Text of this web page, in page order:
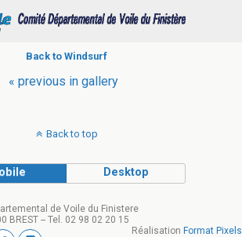
Back to Windsurf
« previous in gallery
Back to top
Desktop
de Voile du Finistere
BREST -- Tel. 02 98 02 20 15
Réalisation Format Pixels